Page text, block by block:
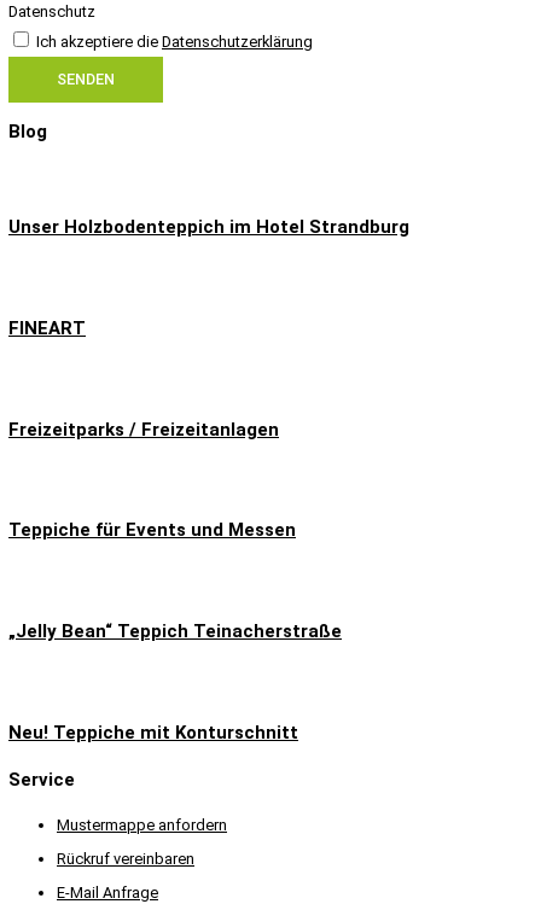
Datenschutz
Ich akzeptiere die Datenschutzerklärung
SENDEN
Blog
Unser Holzbodenteppich im Hotel Strandburg
FINEART
Freizeitparks / Freizeitanlagen
Teppiche für Events und Messen
„Jelly Bean“ Teppich Teinacherstraße
Neu! Teppiche mit Konturschnitt
Service
Mustermappe anfordern
Rückruf vereinbaren
E-Mail Anfrage